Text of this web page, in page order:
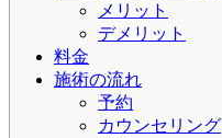
メリット
デメリット
料金
施術の流れ
予約
カウンセリング